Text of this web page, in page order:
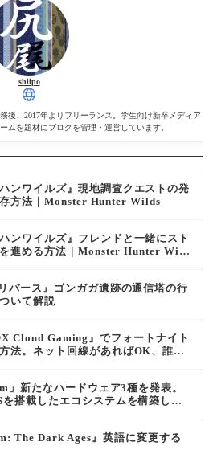
shiipo
後、2017年よりフリーランス。学生向け新卒メディア
ムを題材にブログを管理・運営しています。
ハンワイルズ』現地調査クエストの発
方法｜Monster Hunter Wilds
ハンワイルズ』フレンドと一緒にスト
進める方法｜Monster Hunter Wild
バース』ゴンガガ遺跡の通信塔の行
いて解説
Cloud Gaming』でフォートナイト
法。ネット回線があればOK、誰で
」新たなハードウェア3種を発表。
を搭載したエコシステムを構築しゲ
The Dark Ages』英語に変更する